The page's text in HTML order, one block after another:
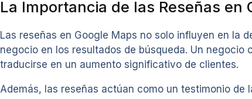
La Importancia de las Reseñas en
Las reseñas en Google Maps no solo influyen en la
negocio en los resultados de búsqueda. Un
traducirse en un aumento significativo de clientes.
Además, las reseñas actúan como un testimonio